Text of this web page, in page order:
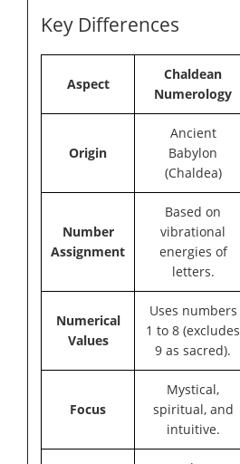
Key Differences
Aspect
Chaldean
Numerology
Origin
Ancient
Babylon
(Chaldea)
Number
Assignment
Based on
vibrational
energies of
letters.
Numerical
Values
Uses numbers
1 to 8 (excludes
9 as sacred).
Focus
Mystical,
spiritual, and
intuitive.